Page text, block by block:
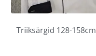
Triiksärgid 128-158cm